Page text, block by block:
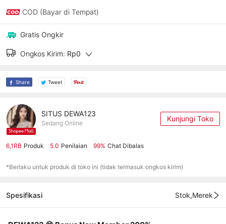
COD (Bayar di Tempat)
Gratis Ongkir
Ongkos Kirim: Rp0
Share Tweet
SITUS DEWA123
Sedang Online Kunjungi Toko
6,1RB Produk 5.0 Penilaian 99% Chat Dibalas
*Berlaku untuk produk di toko ini (tidak termasuk ongkos kirim)
Spesifikasi Stok,Merek